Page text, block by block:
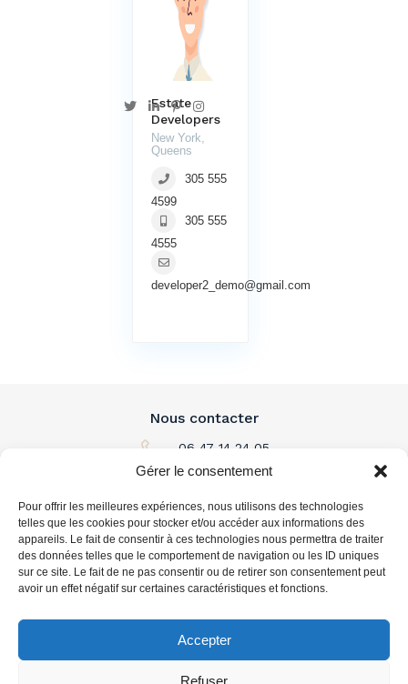
Gérer le consentement
Pour offrir les meilleures expériences, nous utilisons des technologies
telles que les cookies pour stocker et/ou accéder aux informations des
appareils. Le fait de consentir à ces technologies nous permettra de traiter
des données telles que le comportement de navigation ou les ID uniques
sur ce site. Le fait de ne pas consentir ou de retirer son consentement peut
avoir un effet négatif sur certaines caractéristiques et fonctions.
Accepter
Refuser
Estate
Developers
New York,
Queens
305 555
4599
305 555
4555
developer2_demo@gmail.com
L'immobilier à louer
L'immobilier à acheter
Nous contacter
06 47 14 24 05
Par email